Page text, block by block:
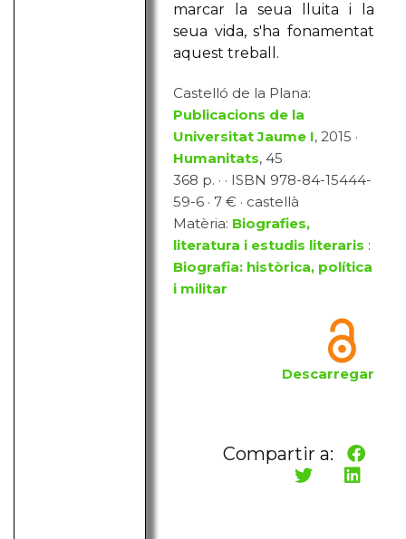
marcar la seua lluita i la
seua vida, s'ha fonamentat
aquest treball.
Castelló de la Plana:
Publicacions de la
Universitat Jaume I, 2015 ·
Humanitats, 45
368 p. · · ISBN 978-84-15444-
59-6 · 7 € · castellà
Matèria: Biografies,
literatura i estudis literaris :
Biografia: històrica, política
i militar
Descarregar
Compartir a: